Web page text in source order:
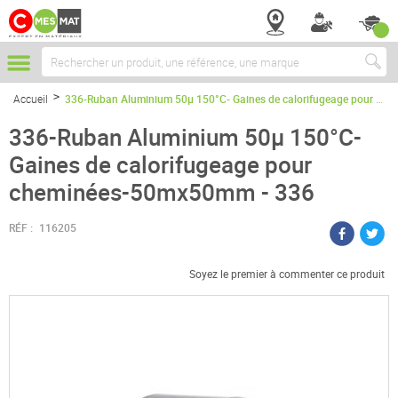
Chercher
Accueil 336-Ruban Aluminium 50µ 150°C- Gaines de calorifugeage pour cheminées-50mx50mm - 336
336-Ruban Aluminium 50µ 150°C-
Gaines de calorifugeage pour
cheminées-50mx50mm - 336
RÉF : 116205
Soyez le premier à commenter ce produit
Passer